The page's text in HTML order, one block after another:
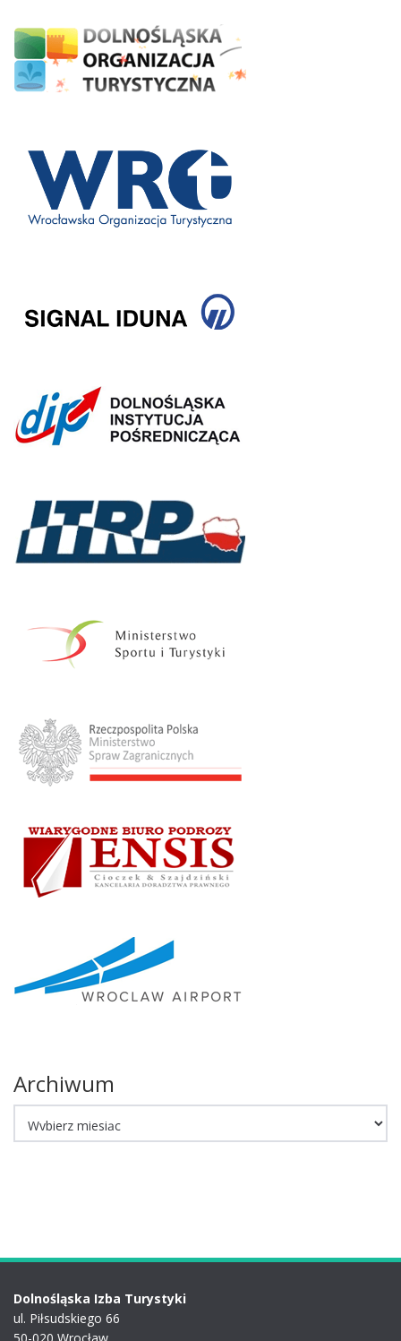
Archiwum
Dolnośląska Izba Turystyki
ul. Piłsudskiego 66